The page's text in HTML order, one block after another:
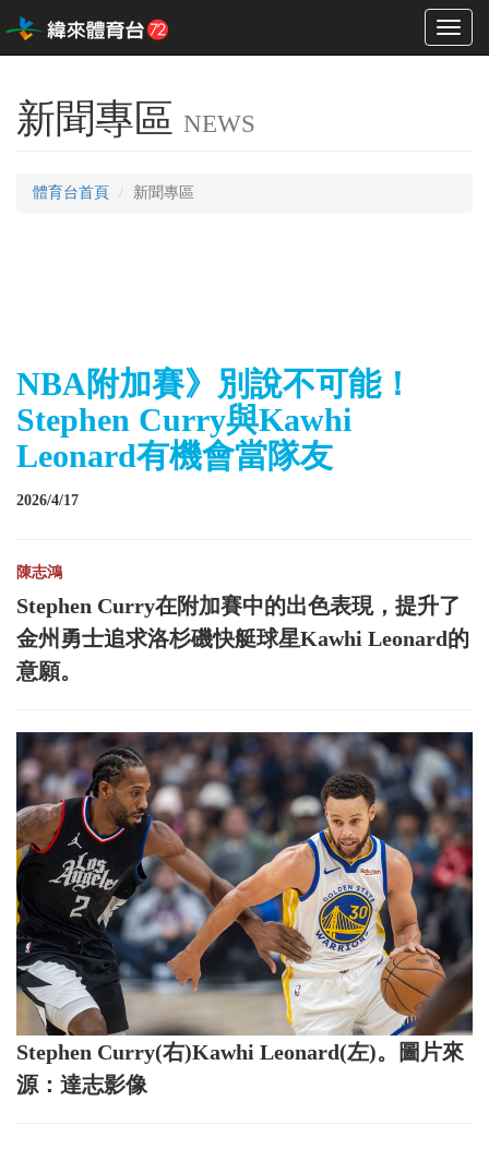
Toggle
新聞專區 NEWS
體育台首頁 新聞專區
NBA附加賽》別說不可能！
Stephen Curry與Kawhi
Leonard有機會當隊友
2026/4/17
陳志鴻
Stephen Curry在附加賽中的出色表現，提升了
金州勇士追求洛杉磯快艇球星Kawhi Leonard的
意願。
Stephen Curry(右)Kawhi Leonard(左)。圖片來
源：達志影像